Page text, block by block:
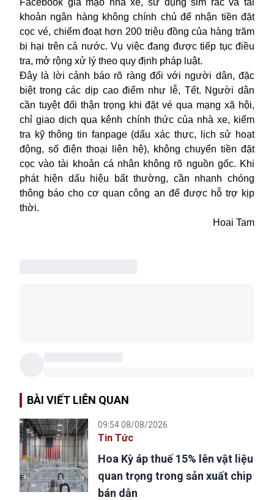
khoản ngân hàng không chính chủ để nhận tiền đặt
cọc vé, chiếm đoạt hơn 200 triệu đồng của hàng trăm
bị hại trên cả nước. Vụ việc đang được tiếp tục điều
tra, mở rộng xử lý theo quy định pháp luật.
Đây là lời cảnh báo rõ ràng đối với người dân, đặc
biệt trong các dịp cao điểm như lễ, Tết. Người dân
cần tuyệt đối thận trọng khi đặt vé qua mạng xã hội,
chỉ giao dịch qua kênh chính thức của nhà xe, kiểm
tra kỹ thông tin fanpage (dấu xác thực, lịch sử hoạt
động, số điện thoại liên hệ), không chuyển tiền đặt
cọc vào tài khoản cá nhân không rõ nguồn gốc. Khi
phát hiện dấu hiệu bất thường, cần nhanh chóng
thông báo cho cơ quan công an để được hỗ trợ kịp
thời.
Hoai Tam
BÀI VIẾT LIÊN QUAN
09:54 08/08/2026
Tin Tức
Hoa Kỳ áp thuế 15% lên vật liệu
quan trọng trong sản xuất chip
bán dẫn